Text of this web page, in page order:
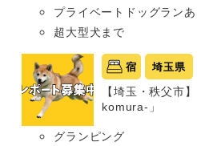
プライベートドッグランあ
超大型犬まで
宿 埼玉県
【埼玉・秩父市
komura-」
グランピング